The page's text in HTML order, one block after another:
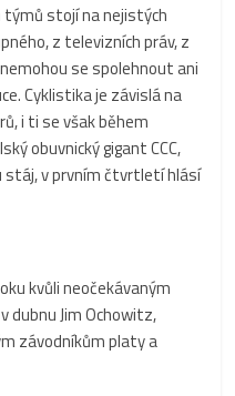
týmů stojí na nejistých
z televizních práv, z
se spolehnout ani
Cyklistika je závislá na
i ti se však během
obuvnický gigant CCC,
v prvním čtvrtletí hlásí
kvůli neočekávaným
dubnu Jim Ochowitz,
závodníkům platy a